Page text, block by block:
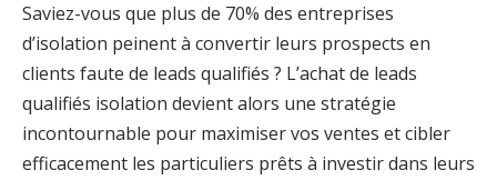
Saviez-vous que plus de 70% des entreprises
d’isolation peinent à convertir leurs prospects en
clients faute de leads qualifiés ? L’achat de leads
qualifiés isolation devient alors une stratégie
incontournable pour maximiser vos ventes et cibler
efficacement les particuliers prêts à investir dans leurs